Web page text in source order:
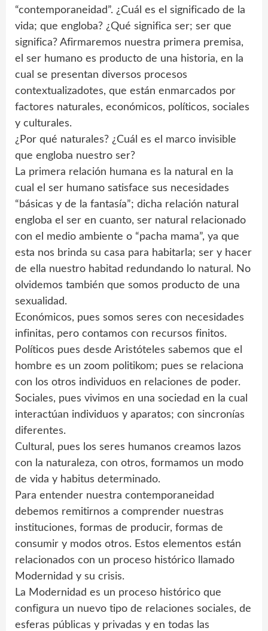
“contemporaneidad”. ¿Cuál es el significado de la
vida; que engloba? ¿Qué significa ser; ser que
significa? Afirmaremos nuestra primera premisa,
el ser humano es producto de una historia, en la
cual se presentan diversos procesos
contextualizadotes, que están enmarcados por
factores naturales, económicos, políticos, sociales
y culturales.
¿Por qué naturales? ¿Cuál es el marco invisible
que engloba nuestro ser?
La primera relación humana es la natural en la
cual el ser humano satisface sus necesidades
“básicas y de la fantasía”; dicha relación natural
engloba el ser en cuanto, ser natural relacionado
con el medio ambiente o “pacha mama”, ya que
esta nos brinda su casa para habitarla; ser y hacer
de ella nuestro habitad redundando lo natural. No
olvidemos también que somos producto de una
sexualidad.
Económicos, pues somos seres con necesidades
infinitas, pero contamos con recursos finitos.
Políticos pues desde Aristóteles sabemos que el
hombre es un zoom politikom; pues se relaciona
con los otros individuos en relaciones de poder.
Sociales, pues vivimos en una sociedad en la cual
interactúan individuos y aparatos; con sincronías
diferentes.
Cultural, pues los seres humanos creamos lazos
con la naturaleza, con otros, formamos un modo
de vida y habitus determinado.
Para entender nuestra contemporaneidad
debemos remitirnos a comprender nuestras
instituciones, formas de producir, formas de
consumir y modos otros. Estos elementos están
relacionados con un proceso histórico llamado
Modernidad y su crisis.
La Modernidad es un proceso histórico que
configura un nuevo tipo de relaciones sociales, de
esferas públicas y privadas y en todas las